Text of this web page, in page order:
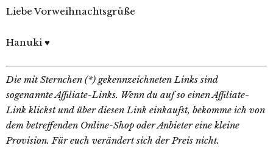
Liebe Vorweihnachtsgrüße
Hanuki ♥
Die mit Sternchen (*) gekennzeichneten Links sind
sogenannte Affiliate-Links. Wenn du auf so einen Affiliate-
Link klickst und über diesen Link einkaufst, bekomme ich von
dem betreffenden Online-Shop oder Anbieter eine kleine
Provision. Für euch verändert sich der Preis nicht.